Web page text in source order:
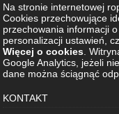
Na stronie internetowej
Cookies przechowujące
przechowania informacji
personalizacji ustawień,
Więcej o cookies .
Google Analytics, jeżeli
dane można ściągnąć
KONTAKT